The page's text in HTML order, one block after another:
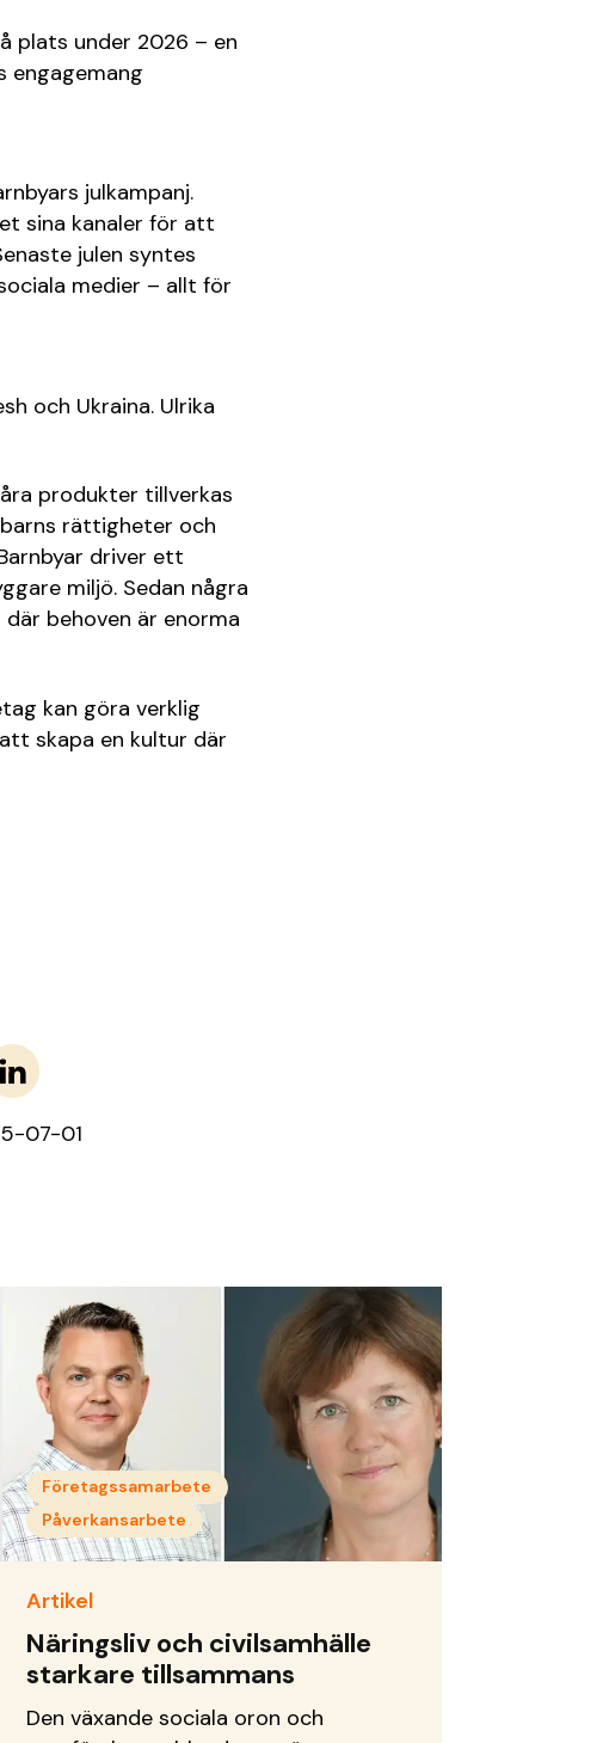
plats under 2026 – en
engagemang
julkampanj.
sina kanaler för att
julen syntes
medier – allt för
och Ukraina. Ulrika
produkter tillverkas
rättigheter och
driver ett
miljö. Sedan några
behoven är enorma
kan göra verklig
skapa en kultur där
07-01
Företagssamarbete
Påverkansarbete
Artikel
Näringsliv och civilsamhälle
starkare tillsammans
Den växande sociala oron och